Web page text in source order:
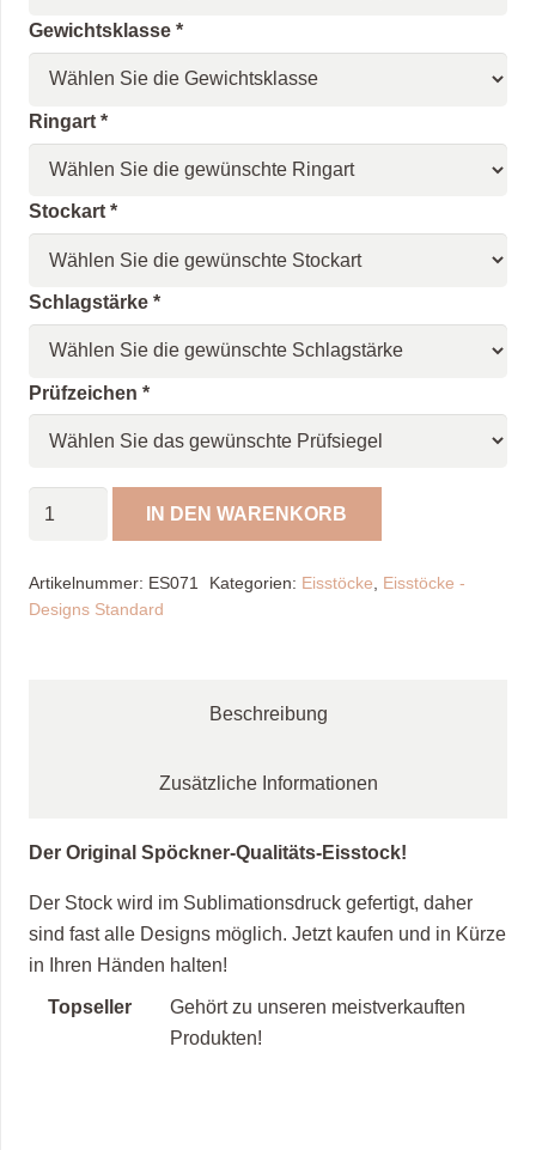
Gewichtsklasse *
Ringart *
Stockart *
Schlagstärke *
Prüfzeichen *
blau,
weiß
IN DEN WARENKORB
Artikelnummer: ES071 Kategorien: Eisstöcke
Eisstöcke -
Designs Standard
Beschreibung
Zusätzliche Informationen
Der Original Spöckner-Qualitäts-Eisstock!
Der Stock wird im Sublimationsdruck gefertigt, daher
sind fast alle Designs möglich. Jetzt kaufen und in Kürze
in Ihren Händen halten!
Topseller
Gehört zu unseren meistverkauften
Produkten!